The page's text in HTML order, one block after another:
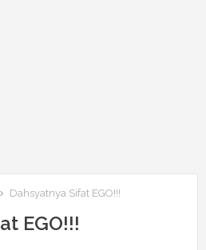
Dahsyatnya Sifat EGO!!!
EGO!!!